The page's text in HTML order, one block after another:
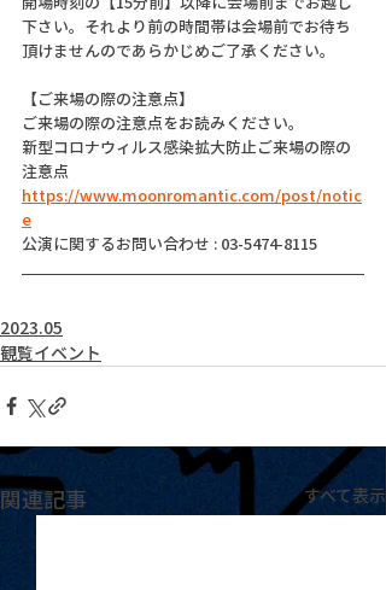
下さい。それより前の時間帯は会場前でお待ち
頂けませんのであらかじめご了承ください。
【ご来場の際の注意点】
ご来場の際の注意点をお読みください。
新型コロナウィルス感染拡大防止ご来場の際の
注意点
https://www.moonromantic.com/post/notic
e
公演に関するお問い合わせ : 03-5474-8115
2023.05
観覧イベント
関連記事 すべて表示